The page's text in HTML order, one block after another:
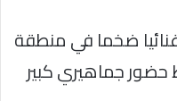
ضخما في منطقة
أكتوبر، وسط حضور جماهيري كبير